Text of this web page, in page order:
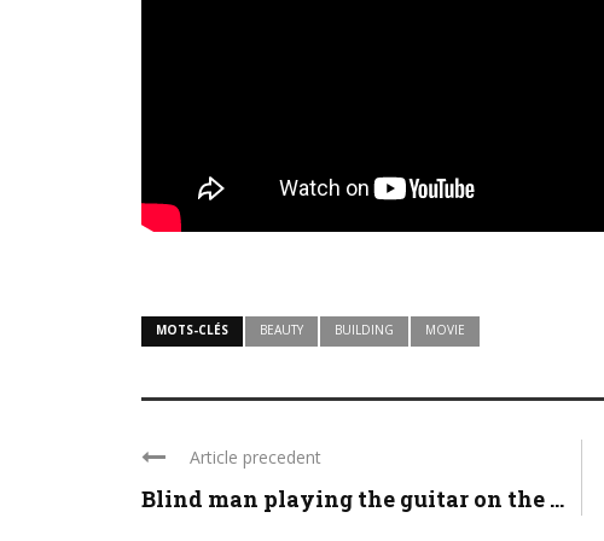
MOTS-CLÉS BEAUTY BUILDING MOVIE
Article precedent
Blind man playing the guitar on the ...